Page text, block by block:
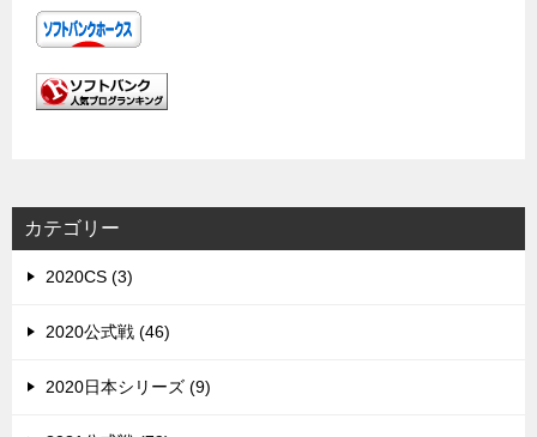
カテゴリー
2020CS (3)
2020公式戦 (46)
2020日本シリーズ (9)